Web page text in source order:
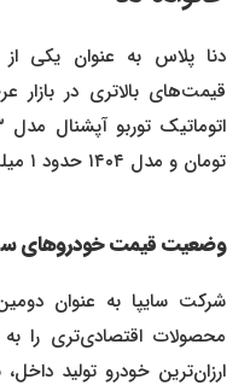
دنا پلاس به عنوان یکی از
تومان و مدل ۱۴۰۴ حدود ۱ میلیارد و ۹۵۰ میلیون تومان است.
وضعیت قیمت خودروهای سایپا
شرکت سایپا به عنوان دومین
محصولات اقتصادی‌تری را به